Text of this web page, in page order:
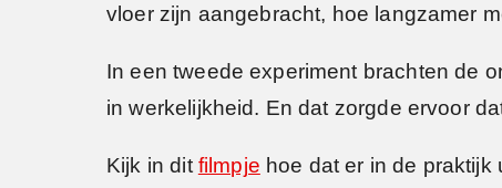
vloer zijn aangebracht, hoe langzamer
In een tweede experiment brachten de
in werkelijkheid. En dat zorgde ervoor
Kijk in dit filmpje hoe dat er in de praktijk